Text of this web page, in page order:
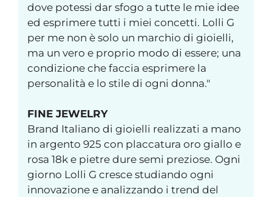
dove potessi dar sfogo a tutte le mie idee
ed esprimere tutti i miei concetti. Lolli G
per me non è solo un marchio di gioielli,
ma un vero e proprio modo di essere; una
condizione che faccia esprimere la
personalità e lo stile di ogni donna."
FINE JEWELRY
Brand Italiano di gioielli realizzati a mano
in argento 925 con placcatura oro giallo e
rosa 18k e pietre dure semi preziose. Ogni
giorno Lolli G cresce studiando ogni
innovazione e analizzando i trend del